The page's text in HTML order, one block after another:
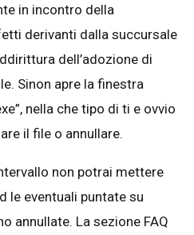
in incontro della
derivanti dalla succursale
dell’adozione di
Sinon apre la finestra
nella che tipo di ti e ovvio
il file o annullare.
non potrai mettere
le eventuali puntate su
annullate. La sezione FAQ